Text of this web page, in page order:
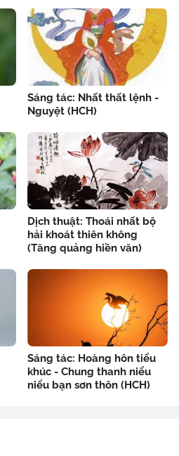
Sáng tác: Nhất thất lệnh -
Nguyệt (HCH)
Dịch thuật: Thoái nhất bộ
hải khoát thiên không
(Tăng quảng hiền văn)
Sáng tác: Hoàng hôn tiểu
khúc - Chung thanh niểu
niểu bạn sơn thôn (HCH)